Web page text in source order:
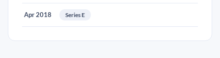
Apr 2018 Series E